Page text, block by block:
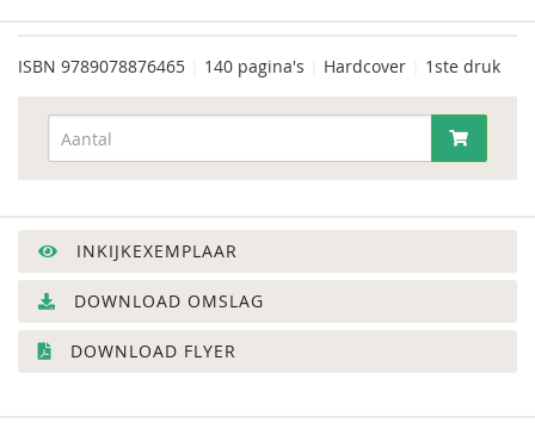
ISBN 9789078876465 140 pagina's Hardcover 1ste druk
INKIJKEXEMPLAAR
DOWNLOAD OMSLAG
DOWNLOAD FLYER